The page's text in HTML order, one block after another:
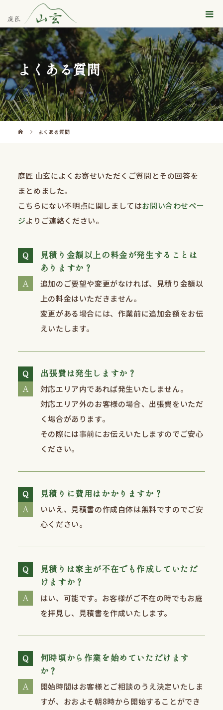
よくある質問
よくある質問
庭匠 山玄によくお寄せいただくご質問とその回答を
まとめました。
こちらにない不明点に関しましてはお問い合わせペー
ジよりご連絡ください。
見積り金額以上の料金が発生することは
ありますか？
追加のご要望や変更がなければ、⾒積り金額以
上の料金はいただきません。
変更がある場合には、作業前に追加⾦額をお伝
えいたします。
出張費は発生しますか？
対応エリア内であれば発生いたしません。
対応エリア外のお客様の場合、出張費をいただ
く場合があります。
その際には事前にお伝えいたしますのでご安心
ください。
見積りに費用はかかりますか？
いいえ、見積書の作成自体は無料ですのでご安
⼼ください。
見積りは家主が不在でも作成していただ
けますか？
はい、可能です。お客様がご不在の時でもお庭
を拝⾒し、見積書を作成いたします。
何時頃から作業を始めていただけます
か？
開始時間はお客様とご相談のうえ決定いたしま
すが、おおよそ朝8時から開始することができ